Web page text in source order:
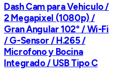
Dash Cam para Vehiculo /
2 Megapixel (1080p) /
Gran Angular 102° / Wi-Fi
/ G-Sensor / H.265 /
Microfono y Bocina
Integrado / USB Tipo C